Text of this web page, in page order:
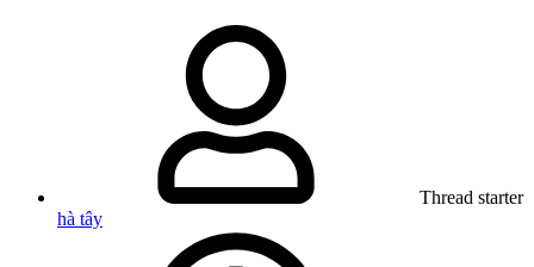
Thread starter
hà tây